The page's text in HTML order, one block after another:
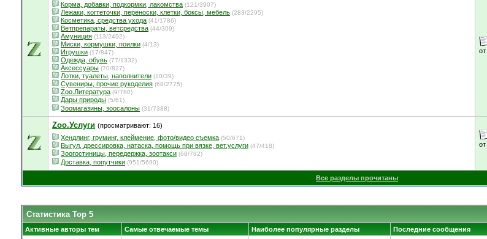
Корма, добавки, подкормки, лакомства (121/3907)
Лежаки, когтеточки, переноски, клетки, боксы, мебель (283/2295)
Косметика, средства ухода (41/1786)
Ветпрепараты, ветсредства (44/309)
Амуниция (113/2492)
Миски, кормушки, поилки (4/13)
Игрушки (17/847)
Одежда, обувь (77/1332)
Аксессуары (70/827)
Лотки, туалеты, наполнители (10/39)
Сувениры, прочие рукоделия (68/2775)
Zoo.Литература (9/780)
Дары природы (5/61)
Зоомагазины, зоосалоны (31/7388)
от
Zoo.Услуги (просматривают: 16)
Хендлинг, груминг, клеймение, фото/видео съемка (50/671)
Выгул, дрессировка, натаска, помощь при вязке, вет.услуги (47/418)
Зоогостиницы, передержка, зоотакси (68/782)
Доставка, попутчики (951/5690)
от
Все разделы прочитаны
Статистика Top 5
Активные авторы тем Самые отвечаемые темы Наиболее популярные разделы
Последние сообщения